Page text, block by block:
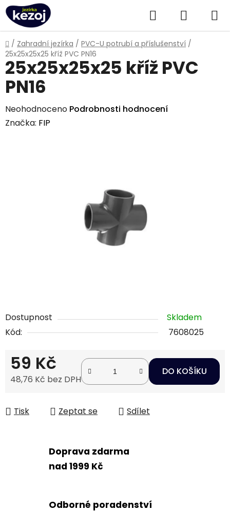
Přejít
na
obsah
Hledat
KOŠÍK
Domů
/ Zahradní jezírka / PVC-U potrubí a příslušenství /
25x25x25x25 kříž PVC PN16
Dostupnost
Skladem
Kód:
7608025
59 Kč
48,76 Kč bez DPH
DO KOŠÍKU
Tisk Zeptat se Sdílet
25x25x25x25 kříž PVC
PN16
Průměrné
hodnocení
Neohodnoceno Podrobnosti hodnocení
Značka: FIP
Doprava zdarma
nad 1999 Kč
Odborné poradenství